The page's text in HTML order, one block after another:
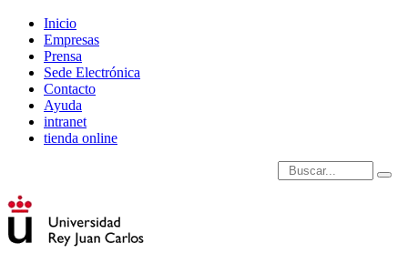
Inicio
Empresas
Prensa
Sede Electrónica
Contacto
Ayuda
intranet
tienda online
Introduce términos de